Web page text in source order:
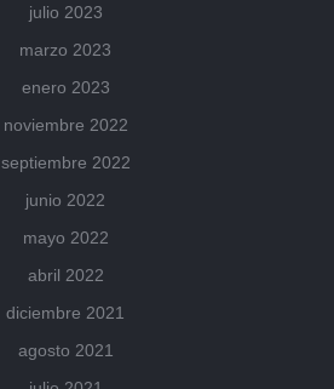
julio 2023
marzo 2023
enero 2023
noviembre 2022
septiembre 2022
junio 2022
mayo 2022
abril 2022
diciembre 2021
agosto 2021